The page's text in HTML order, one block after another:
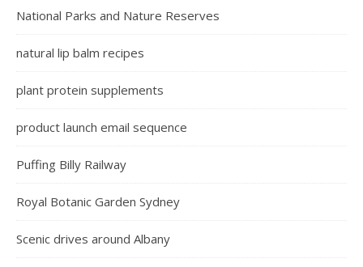
National Parks and Nature Reserves
natural lip balm recipes
plant protein supplements
product launch email sequence
Puffing Billy Railway
Royal Botanic Garden Sydney
Scenic drives around Albany